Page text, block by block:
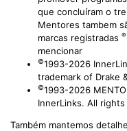
que concluíram o
Mentores tambem
marcas registradas ®
mencionar
©1993-2026
trademark of Drake
©1993-2026
InnerLinks. All
Também mantemos